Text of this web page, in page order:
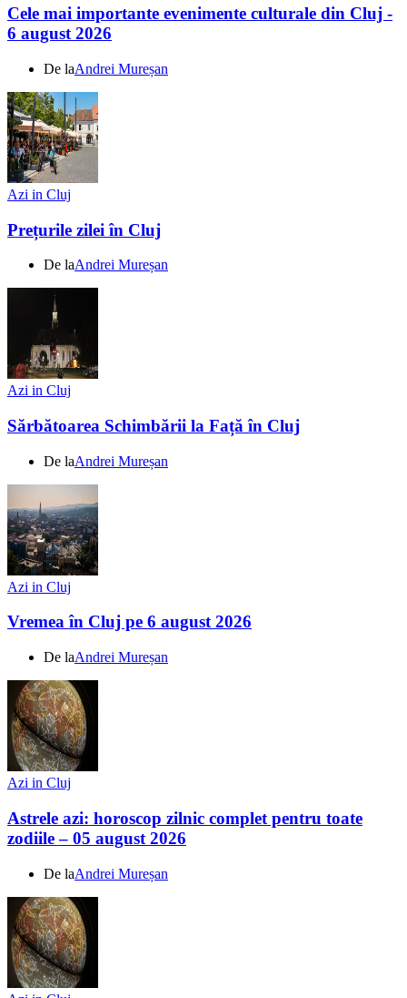
Cele mai importante evenimente culturale din Cluj -
6 august 2026
De laAndrei Mureșan
Azi in Cluj
Prețurile zilei în Cluj
De laAndrei Mureșan
Azi in Cluj
Sărbătoarea Schimbării la Față în Cluj
De laAndrei Mureșan
Azi in Cluj
Vremea în Cluj pe 6 august 2026
De laAndrei Mureșan
Azi in Cluj
Astrele azi: horoscop zilnic complet pentru toate
zodiile – 05 august 2026
De laAndrei Mureșan